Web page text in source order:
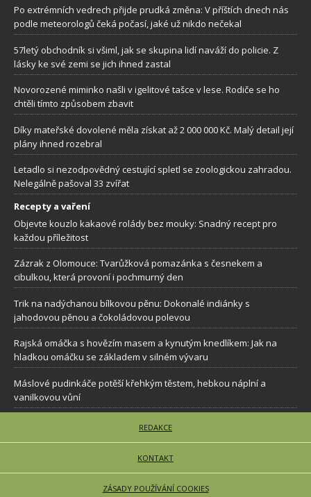
Po extrémních vedrech přijde prudká změna: V příštích dnech nás
podle meteorologů čeká počasí, jaké už nikdo nečekal
57letý obchodník si všiml, jak se skupina lidí naváží do policie. Z
lásky ke své zemi se jich ihned zastal
Novorozené miminko našli v igelitové tašce v lese. Rodiče se ho
chtěli tímto způsobem zbavit
Díky mateřské dovolené měla získat až 2 000 000 Kč. Malý detail její
plány ihned rozebral
Letadlo si nezodpovědný cestující spletl se zoologickou zahradou.
Nelegálně pašoval 33 zvířat
Recepty a vaření
Objevte kouzlo kakaové rolády bez mouky: Snadný recept pro
každou příležitost
Zázrak z Olomouce: Tvarůžková pomazánka s česnekem a
cibulkou, která provoní i pochmurný den
Trik na nadýchanou bílkovou pěnu: Dokonalé indiánky s
jahodovou pěnou a čokoládovou polevou
Rajská omáčka s hovězím masem a kynutým knedlíkem: Jak na
hladkou omáčku se základem v silném vývaru
Máslové pudinkáče potěší křehkým těstem, hebkou náplní a
vanilkovou vůní
REDAKCE
KONTAKT
ZÁSADY POUŽÍVÁNÍ COOKIES